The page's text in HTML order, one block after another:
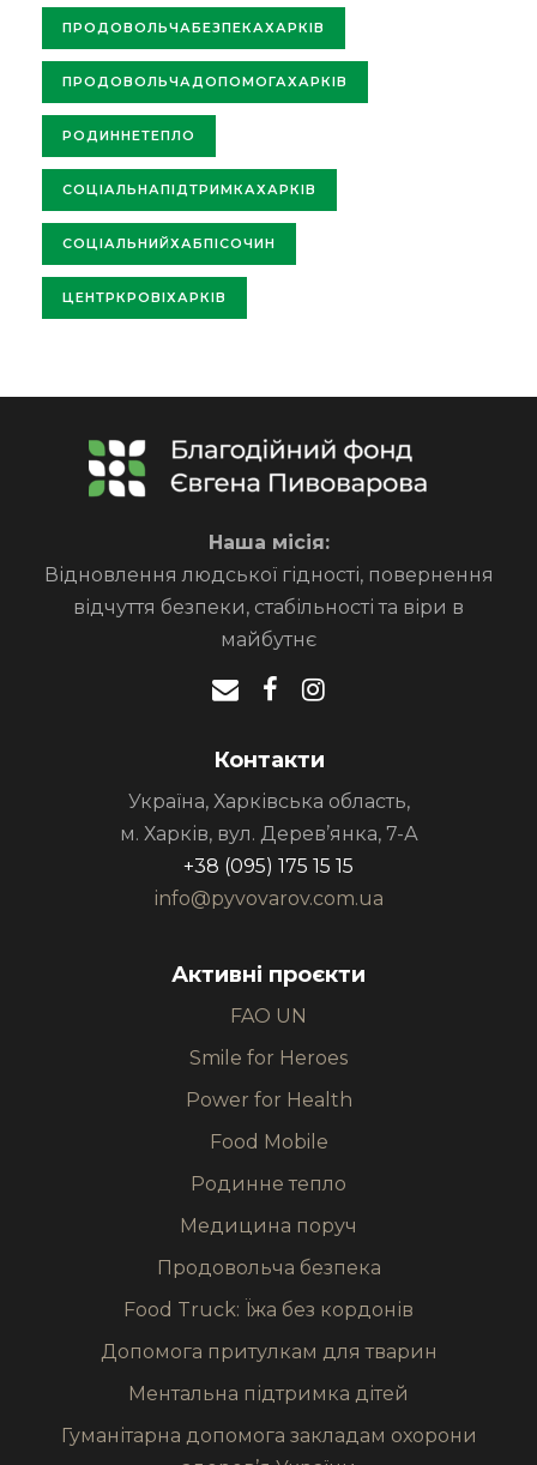
ПРОДОВОЛЬЧАБЕЗПЕКАХАРКІВ
ПРОДОВОЛЬЧАДОПОМОГАХАРКІВ
РОДИННЕТЕПЛО
СОЦІАЛЬНАПІДТРИМКАХАРКІВ
СОЦІАЛЬНИЙХАБПІСОЧИН
ЦЕНТРКРОВІХАРКІВ
Наша місія:
Відновлення людської гідності, повернення
відчуття безпеки, стабільності та віри в
майбутнє
Контакти
Україна, Харківська область,
м. Харків, вул. Дерев’янка, 7-А
+38 (095) 175 15 15
info@pyvovarov.com.ua
Активні проєкти
FAO UN
Smile for Heroes
Power for Health
Food Mobile
Родинне тепло
Медицина поруч
Продовольча безпека
Food Truck: Їжа без кордонів
Допомога притулкам для тварин
Ментальна підтримка дітей
Гуманітарна допомога закладам охорони